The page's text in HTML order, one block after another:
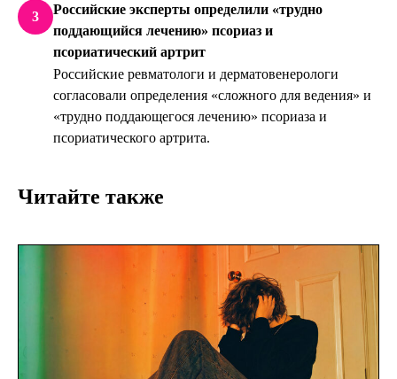
3
Российские эксперты определили «трудно
поддающийся лечению» псориаз и
псориатический артрит
Российские ревматологи и дерматовенерологи
согласовали определения «сложного для ведения» и
«трудно поддающегося лечению» псориаза и
псориатического артрита.
Читайте также